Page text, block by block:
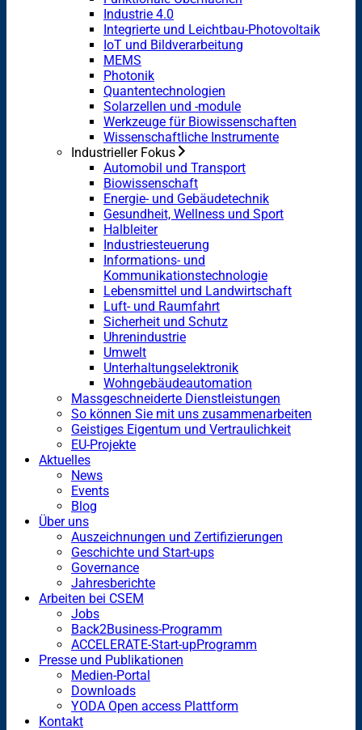
Industrie 4.0
Integrierte und Leichtbau-Photovoltaik
IoT und Bildverarbeitung
MEMS
Photonik
Quantentechnologien
Solarzellen und -module
Werkzeuge für Biowissenschaften
Wissenschaftliche Instrumente
Industrieller Fokus
Automobil und Transport
Biowissenschaft
Energie- und Gebäudetechnik
Gesundheit, Wellness und Sport
Halbleiter
Industriesteuerung
Informations- und
Kommunikationstechnologie
Lebensmittel und Landwirtschaft
Luft- und Raumfahrt
Sicherheit und Schutz
Uhrenindustrie
Umwelt
Unterhaltungselektronik
Wohngebäudeautomation
Massgeschneiderte Dienstleistungen
So können Sie mit uns zusammenarbeiten
Geistiges Eigentum und Vertraulichkeit
EU-Projekte
Aktuelles
News
Events
Blog
Über uns
Auszeichnungen und Zertifizierungen
Geschichte und Start-ups
Governance
Jahresberichte
Arbeiten bei CSEM
Jobs
Back2Business-Programm
ACCELERATE-Start-upProgramm
Presse und Publikationen
Medien-Portal
Downloads
YODA Open access Plattform
Kontakt